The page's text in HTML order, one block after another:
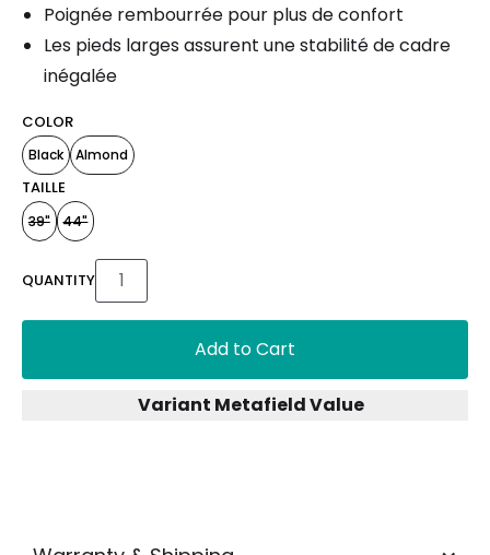
Poignée rembourrée pour plus de confort
Les pieds larges assurent une stabilité de cadre
inégalée
COLOR
Black Almond
TAILLE
39" 44"
QUANTITY
Add to Cart
Variant Metafield Value